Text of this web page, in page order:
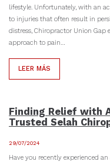
lifestyle. Unfortunately, with an
to injuries that often result in
distress, Chiropractor Union Gap
approach to pain…
LEER MÁS
Finding Relief with
Trusted Selah
29/07/2024
Have you recently experienced